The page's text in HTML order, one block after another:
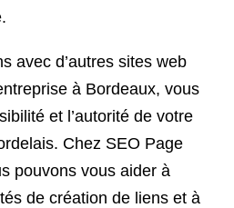
avec d’autres sites web
à Bordeaux, vous
et l’autorité de votre
Chez SEO Page
pouvons vous aider à
de création de liens et à